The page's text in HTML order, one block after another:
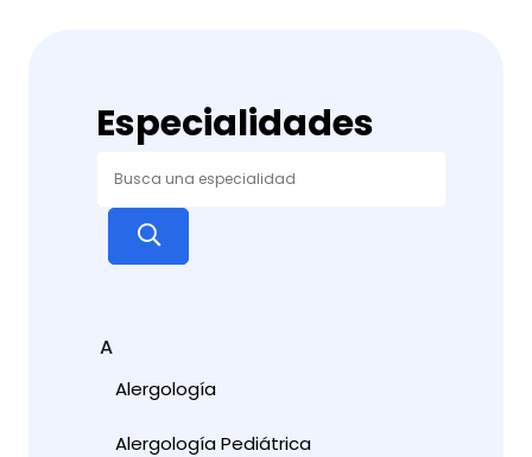
Especialidades
A
Alergología
Alergología Pediátrica